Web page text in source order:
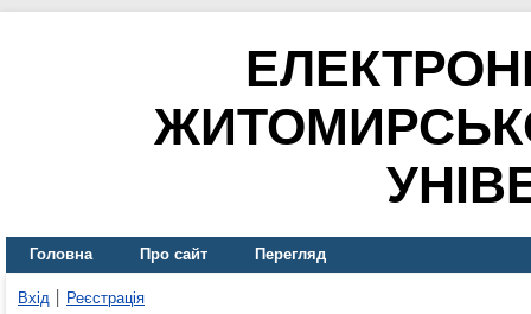
Головна Про сайт Перегляд
Вхід Реєстрація